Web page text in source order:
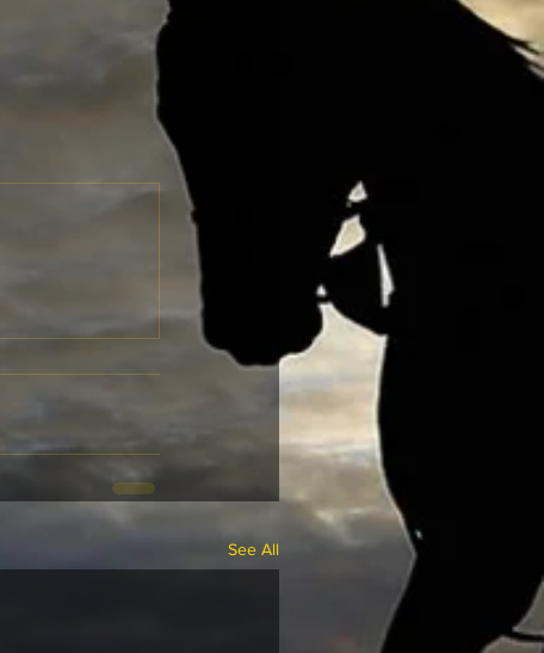
See All